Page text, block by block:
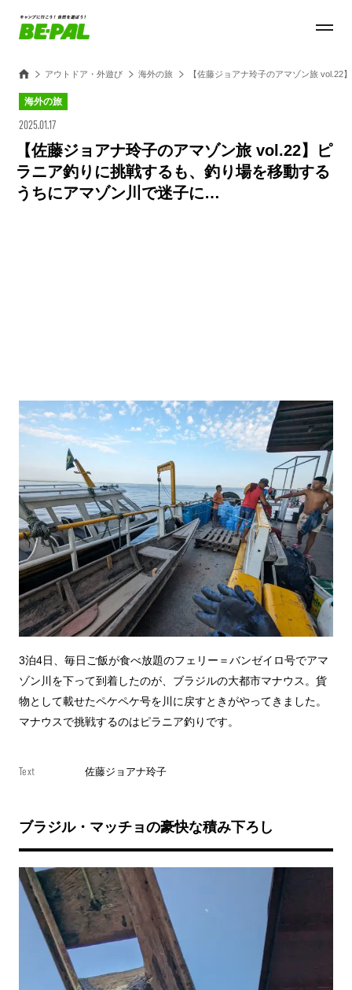
アウトドア・外遊び 海外の旅 【佐藤ジョアナ玲子のアマゾン旅
海外の旅
2025.01.17
【佐藤ジョアナ玲子のアマゾン旅 vol.22】ピ
ラニア釣りに挑戦するも、釣り場を移動する
うちにアマゾン川で迷子に…
3泊4日、毎日ご飯が食べ放題のフェリー＝バンゼイロ号でアマ
ゾン川を下って到着したのが、ブラジルの大都市マナウス。貨
物として載せたペケペケ号を川に戻すときがやってきました。
マナウスで挑戦するのはピラニア釣りです。
Text 佐藤ジョアナ玲子
ブラジル・マッチョの豪快な積み下ろし